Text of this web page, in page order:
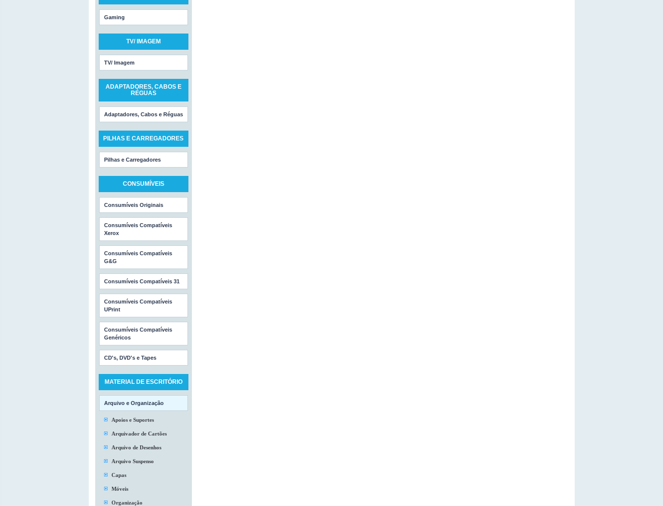
Gaming
TV/ IMAGEM
TV/ Imagem
ADAPTADORES, CABOS E
RÉGUAS
Adaptadores, Cabos e Réguas
PILHAS E CARREGADORES
Pilhas e Carregadores
CONSUMÍVEIS
Consumíveis Originais
Consumíveis Compatíveis
Xerox
Consumíveis Compatíveis
G&G
Consumíveis Compatíveis 31
Consumíveis Compatíveis
UPrint
Consumíveis Compatíveis
Genéricos
CD's, DVD's e Tapes
MATERIAL DE ESCRITÓRIO
Arquivo e Organização
Apoios e Suportes
Arquivador de Cartões
Arquivo de Desenhos
Arquivo Suspenso
Capas
Móveis
Organização